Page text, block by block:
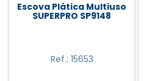
Escova Plática Multiuso
SUPERPRO SP9148
Ref.: 15653